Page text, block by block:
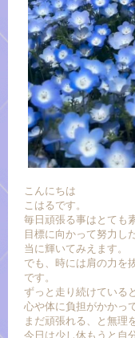
こんにちは
こはるです。
毎日頑張る事はとても
目標に向かって努力し
当に輝いてみえます。
でも、時には肩の力を
です。
ずっと走り続けている
心や体に負担がかかっ
まだ頑張れる、と無理
今日は少し休もうと自